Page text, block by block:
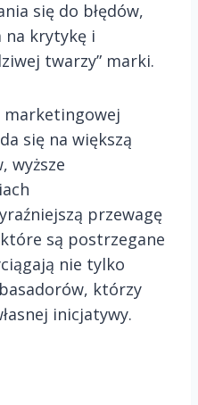
się do błędów,
na krytykę i
twarzy” marki.
się na większą
wyższe
przewagę
są postrzegane
nie tylko
którzy
inicjatywy.